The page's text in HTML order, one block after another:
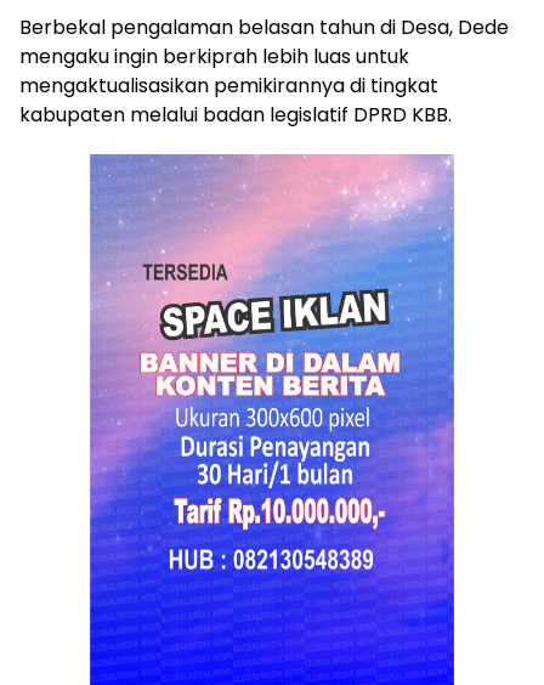
Berbekal pengalaman belasan tahun di Desa, Dede
mengaku ingin berkiprah lebih luas untuk
mengaktualisasikan pemikirannya di tingkat
kabupaten melalui badan legislatif DPRD KBB.